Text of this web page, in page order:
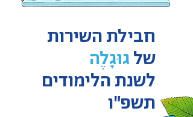
חבילת השירות
שלגוּגָלֶה
לשנת הלימודים
תשפ"ו